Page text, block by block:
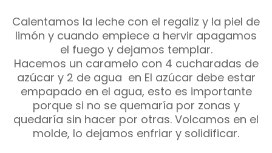
Calentamos la leche con el regaliz y la piel de
limón y cuando empiece a hervir apagamos
el fuego y dejamos templar.
Hacemos un caramelo con 4 cucharadas de
azúcar y 2 de agua en El azúcar debe estar
empapado en el agua, esto es importante
porque si no se quemaría por zonas y
quedaría sin hacer por otras. Volcamos en el
molde, lo dejamos enfriar y solidificar.